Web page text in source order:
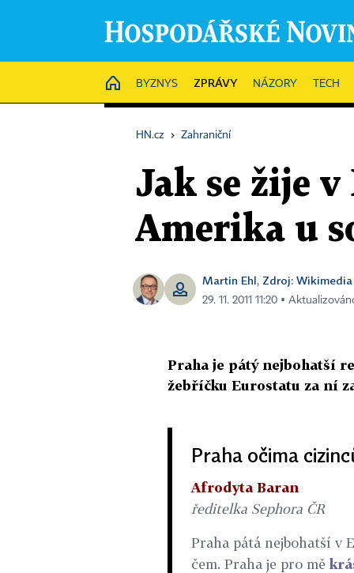
HOME
BYZNYS ZPRÁVY NÁZORY TECH
HN.cz › Zahraniční
Jak se žije v
Amerika u
Martin Ehl, Zdroj:
29. 11. 2011 11:20 ▪
Praha je pátý nejbohatší
žebříčku Eurostatu za ní
Praha očima
Afrodyta Baran
ředitelka Sephora ČR
Praha pátá nejbohatší v
čem. Praha je pro mě